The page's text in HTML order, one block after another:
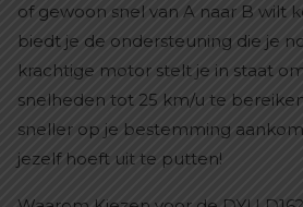
of gewoon snel van A naar B wilt
biedt je de ondersteuning die je
krachtige motor stelt je in staat
snelheden tot 25 km/u te
sneller op je bestemming
jezelf hoeft uit te putten!